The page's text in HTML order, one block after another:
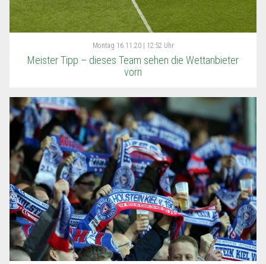
Montag 16.11.20 | 12:52 Uhr
Meister Tipp – dieses Team sehen die Wettanbieter
vorn